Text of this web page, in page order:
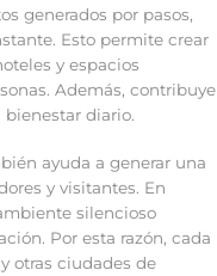
generados por pasos,
Esto permite crear
y espacios
Además, contribuye
diario.
ayuda a generar una
y visitantes. En
silencioso
Por esta razón, cada
otras ciudades de